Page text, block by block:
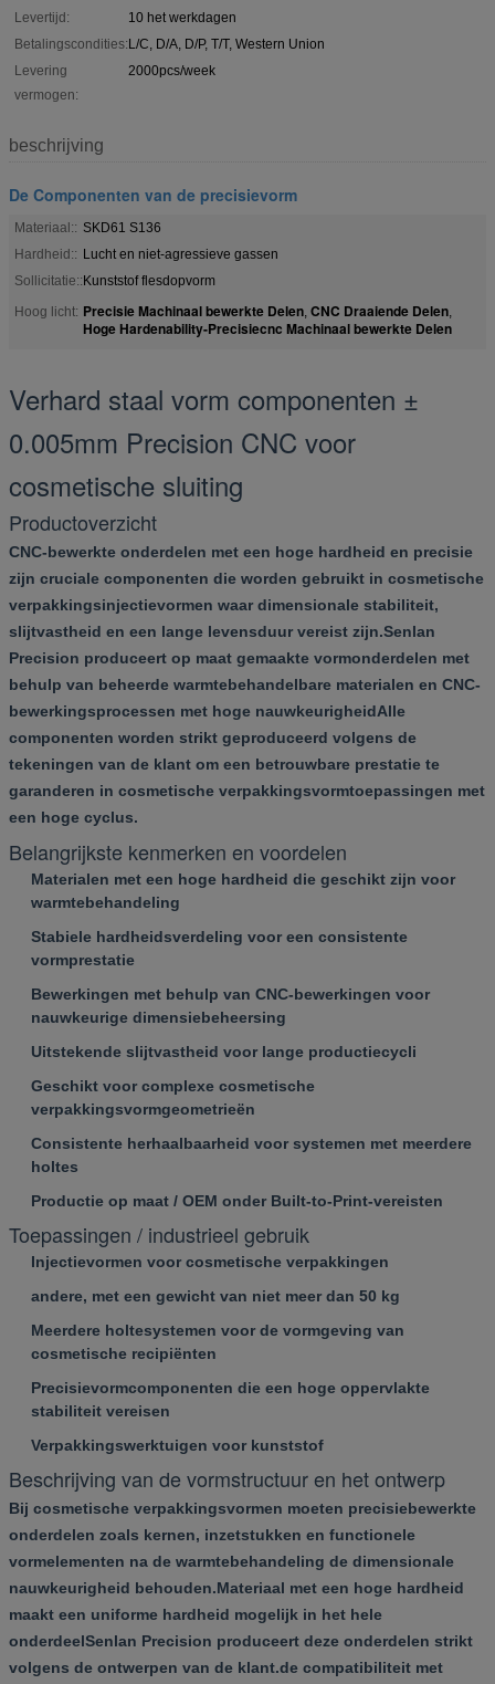
Levertijd:
10 het werkdagen
Betalingscondities:L/C, D/A, D/P, T/T, Western Union
Levering
vermogen:
2000pcs/week
beschrijving
De Componenten van de precisievorm
Materiaal:: SKD61 S136
Hardheid:: Lucht en niet-agressieve gassen
Sollicitatie::Kunststof flesdopvorm
Hoog licht: Precisie Machinaal bewerkte Delen, CNC Draaiende Delen,
Hoge Hardenability-Precisiecnc Machinaal bewerkte Delen
Verhard staal vorm componenten ±
0.005mm Precision CNC voor
cosmetische sluiting
Productoverzicht
CNC-bewerkte onderdelen met een hoge hardheid en precisie
zijn cruciale componenten die worden gebruikt in cosmetische
verpakkingsinjectievormen waar dimensionale stabiliteit,
slijtvastheid en een lange levensduur vereist zijn.Senlan
Precision produceert op maat gemaakte vormonderdelen met
behulp van beheerde warmtebehandelbare materialen en CNC-
bewerkingsprocessen met hoge nauwkeurigheidAlle
componenten worden strikt geproduceerd volgens de
tekeningen van de klant om een betrouwbare prestatie te
garanderen in cosmetische verpakkingsvormtoepassingen met
een hoge cyclus.
Belangrijkste kenmerken en voordelen
Materialen met een hoge hardheid die geschikt zijn voor
warmtebehandeling
Stabiele hardheidsverdeling voor een consistente
vormprestatie
Bewerkingen met behulp van CNC-bewerkingen voor
nauwkeurige dimensiebeheersing
Uitstekende slijtvastheid voor lange productiecycli
Geschikt voor complexe cosmetische
verpakkingsvormgeometrieën
Consistente herhaalbaarheid voor systemen met meerdere
holtes
Productie op maat / OEM onder Built-to-Print-vereisten
Toepassingen / industrieel gebruik
Injectievormen voor cosmetische verpakkingen
andere, met een gewicht van niet meer dan 50 kg
Meerdere holtesystemen voor de vormgeving van
cosmetische recipiënten
Precisievormcomponenten die een hoge oppervlakte
stabiliteit vereisen
Verpakkingswerktuigen voor kunststof
Beschrijving van de vormstructuur en het ontwerp
Bij cosmetische verpakkingsvormen moeten precisiebewerkte
onderdelen zoals kernen, inzetstukken en functionele
vormelementen na de warmtebehandeling de dimensionale
nauwkeurigheid behouden.Materiaal met een hoge hardheid
maakt een uniforme hardheid mogelijk in het hele
onderdeelSenlan Precision produceert deze onderdelen strikt
volgens de ontwerpen van de klant.de compatibiliteit met